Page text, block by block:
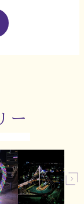
ー